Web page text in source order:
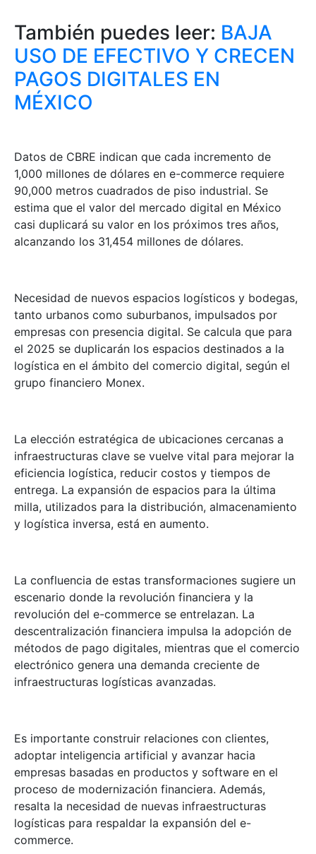
También puedes leer: BAJA
USO DE EFECTIVO Y CRECEN
PAGOS DIGITALES EN
MÉXICO
Datos de CBRE indican que cada incremento de
1,000 millones de dólares en e-commerce requiere
90,000 metros cuadrados de piso industrial. Se
estima que el valor del mercado digital en México
casi duplicará su valor en los próximos tres años,
alcanzando los 31,454 millones de dólares.
Necesidad de nuevos espacios logísticos y bodegas,
tanto urbanos como suburbanos, impulsados por
empresas con presencia digital. Se calcula que para
el 2025 se duplicarán los espacios destinados a la
logística en el ámbito del comercio digital, según el
grupo financiero Monex.
La elección estratégica de ubicaciones cercanas a
infraestructuras clave se vuelve vital para mejorar la
eficiencia logística, reducir costos y tiempos de
entrega. La expansión de espacios para la última
milla, utilizados para la distribución, almacenamiento
y logística inversa, está en aumento.
La confluencia de estas transformaciones sugiere un
escenario donde la revolución financiera y la
revolución del e-commerce se entrelazan. La
descentralización financiera impulsa la adopción de
métodos de pago digitales, mientras que el comercio
electrónico genera una demanda creciente de
infraestructuras logísticas avanzadas.
Es importante construir relaciones con clientes,
adoptar inteligencia artificial y avanzar hacia
empresas basadas en productos y software en el
proceso de modernización financiera. Además,
resalta la necesidad de nuevas infraestructuras
logísticas para respaldar la expansión del e-
commerce.